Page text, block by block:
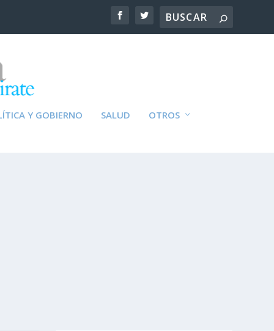
Y GOBIERNO SALUD OTROS